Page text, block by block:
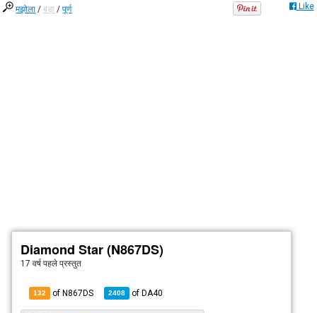
मझोला /बड़ा /पूर्ण Like
Diamond Star (N867DS)
17 वर्ष पहले प्रस्तुत
132 of N867DS 2408 ofDA40